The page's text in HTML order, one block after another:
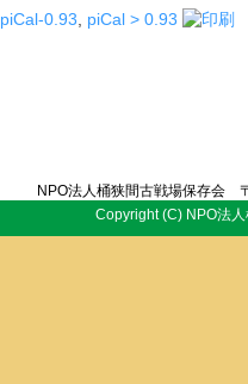
piCal-0.93, piCal > 0.93
NPO法人桶狭間古戦場保存
Copyright (C) NPO法